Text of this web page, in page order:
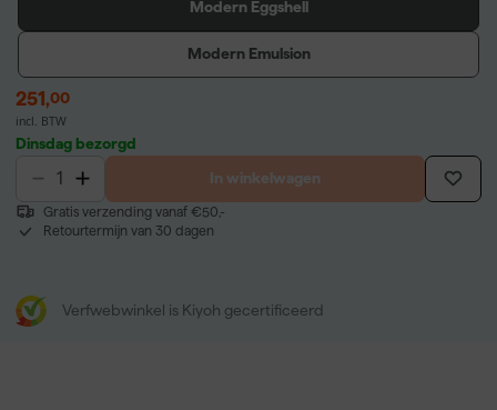
Modern Eggshell
Modern Emulsion
251,00
incl. BTW
Dinsdag bezorgd
In winkelwagen
Gratis verzending vanaf €50,-
Retourtermijn van 30 dagen
Verfwebwinkel is Kiyoh gecertificeerd